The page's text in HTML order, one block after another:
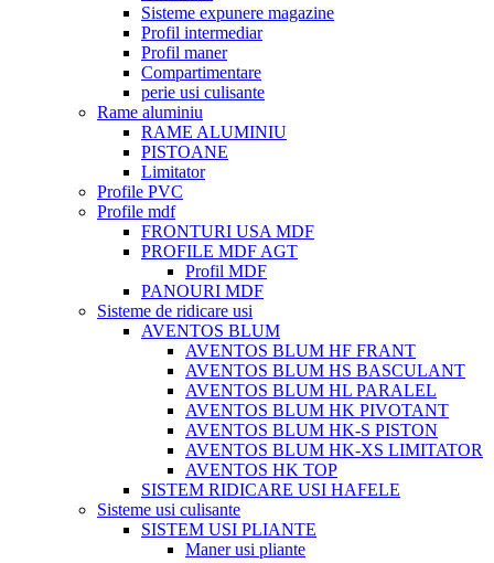
Sisteme expunere magazine
Profil intermediar
Profil maner
Compartimentare
perie usi culisante
Rame aluminiu
RAME ALUMINIU
PISTOANE
Limitator
Profile PVC
Profile mdf
FRONTURI USA MDF
PROFILE MDF AGT
Profil MDF
PANOURI MDF
Sisteme de ridicare usi
AVENTOS BLUM
AVENTOS BLUM HF FRANT
AVENTOS BLUM HS BASCULANT
AVENTOS BLUM HL PARALEL
AVENTOS BLUM HK PIVOTANT
AVENTOS BLUM HK-S PISTON
AVENTOS BLUM HK-XS LIMITATOR
AVENTOS HK TOP
SISTEM RIDICARE USI HAFELE
Sisteme usi culisante
SISTEM USI PLIANTE
Maner usi pliante